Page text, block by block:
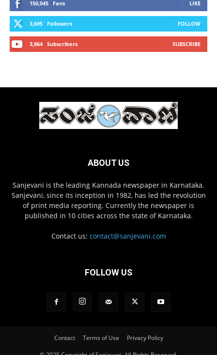
150,045 Fans LIKE
3,695 Followers FOLLOW
3,864 Subscribers SUBSCRIBE
ABOUT US
Sanjevani is the leading Kannada newspaper in Karnataka.
Sanjevani, since its inception in 1982, has led the revolution
of print media reporting. Currently the newspaper is
published in 10 cities across the state of Karnataka.
Contact us: contact@sanjevani.com
FOLLOW US
Contact Terms of Use Privacy Policy